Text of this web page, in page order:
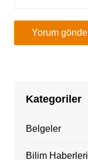
Kategoriler
Belgeler
Bilim Haberleri